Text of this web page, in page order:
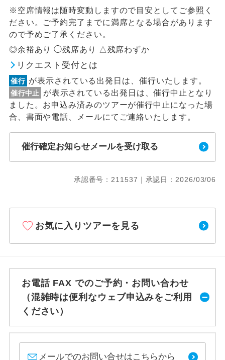
※空席情報は随時変動しますので目安としてご参照く
ださい。ご予約完了までに満席となる場合があります
ので予めご了承ください。
◎余裕あり ◯残席あり △残席わずか
リクエスト受付とは
催行 が表示されている出発日は、催行いたします。
催行中止
が表示されている出発日は、催行中止となり
ました。お申込み済みのツアーが催行中止になった場
合、書面や電話、メールにてご連絡いたします。
催行確定お知らせメールを受け取る
承認番号：211537｜承認日：2026/03/06
お気に入りツアーを見る
お電話 FAX でのご予約・お問い合わせ
（混雑時は便利なウェブ申込みをご利用
ください）
メールでのお問い合せはこちらから